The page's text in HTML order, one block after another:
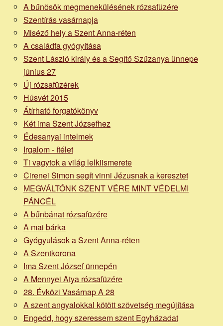
A bűnösök megmenekülésének rózsafüzére
Szentírás vasárnapja
Miséző hely a Szent Anna-réten
A családfa gyógyítása
Szent László király és a Segítő Szűzanya ünnepe
június 27
Új rózsafüzérek
Húsvét 2015
Átírható forgatókönyv
Két ima Szent Józsefhez
Édesanyai intelmek
Irgalom - ítélet
Ti vagytok a világ lelkiismerete
Cirenei Simon segít vinni Jézusnak a keresztet
MEGVÁLTÓNK SZENT VÉRE MINT VÉDELMI
PÁNCÉL
A bűnbánat rózsafüzére
A mai bárka
Gyógyulások a Szent Anna-réten
A Szentkorona
Ima Szent József ünnepén
A Mennyei Atya rózsafüzére
28. Évközi Vasárnap A 28
A szent angyalokkal kötött szövetség megújítása
Engedd, hogy szeressem szent Egyházadat